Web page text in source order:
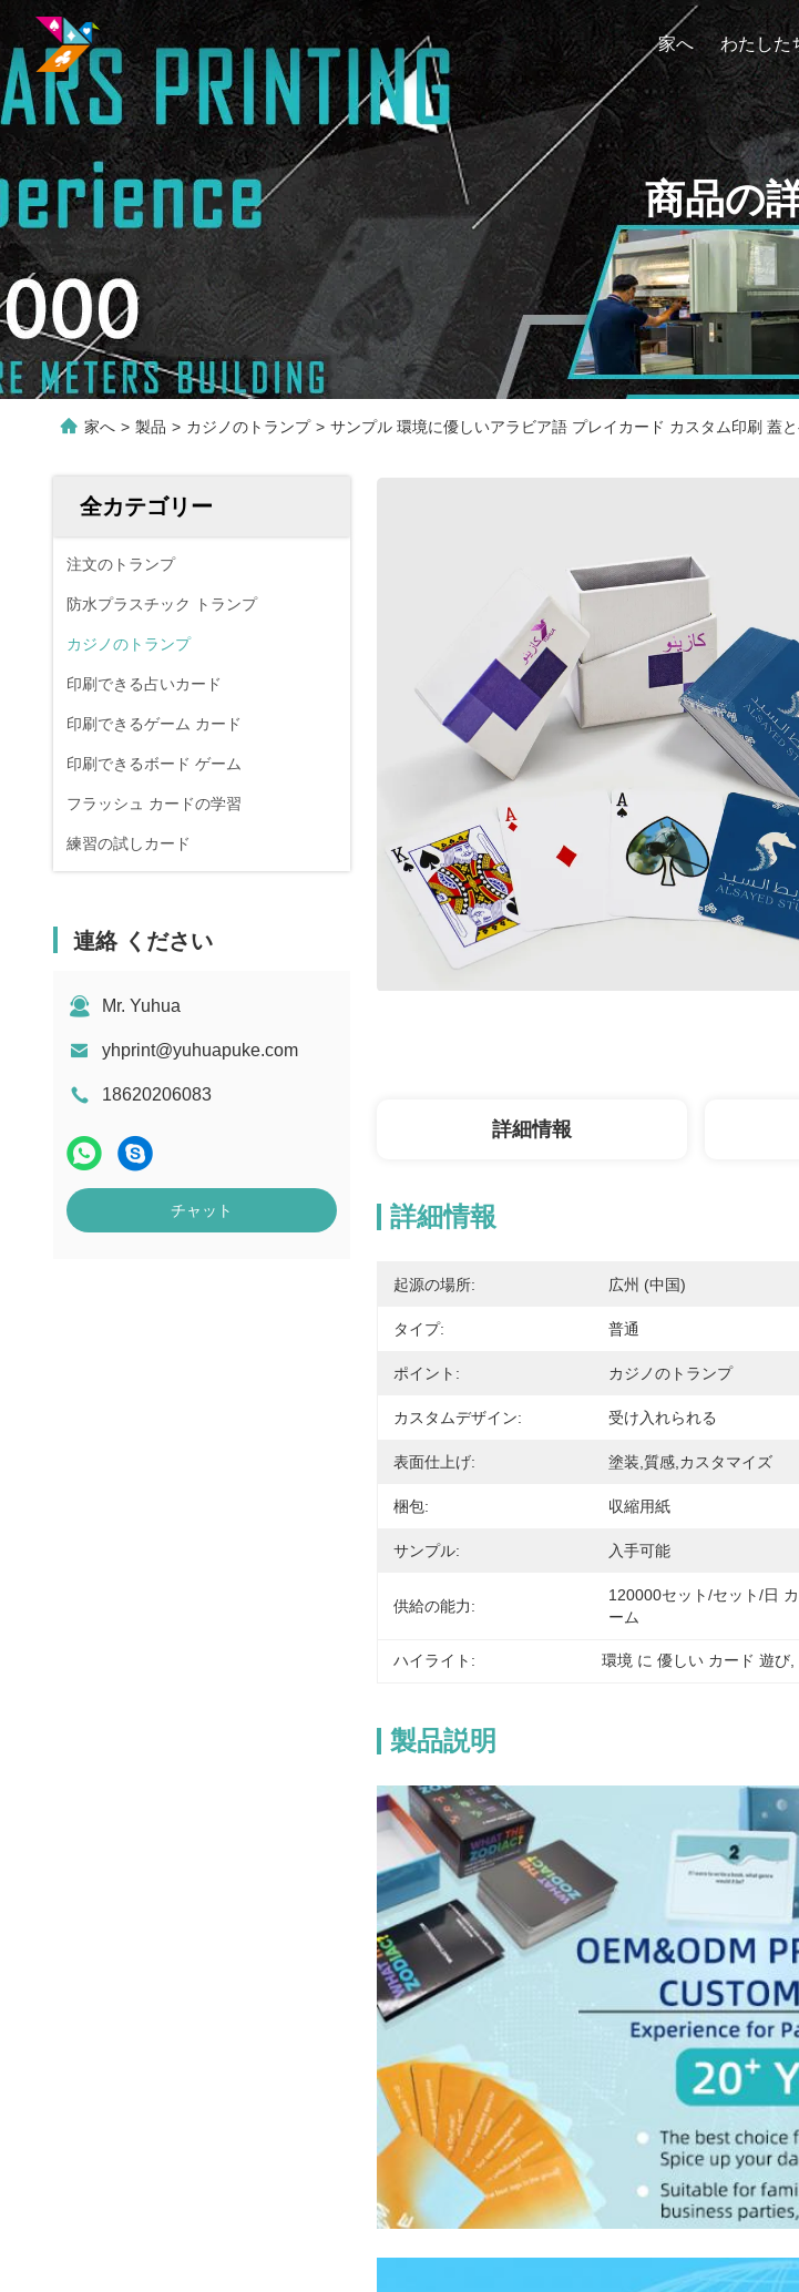
家へ
商品の
家へ > 製品 > カジノのトランプ > サンプル 環境に優しいアラビア語 プレイカード カスタム印刷 蓋
全カテゴリー
注文のトランプ
防水プラスチック トランプ
カジノのトランプ
印刷できる占いカード
印刷できるゲーム カード
印刷できるボード ゲーム
フラッシュ カードの学習
練習の試しカード
連絡 ください
Mr. Yuhua
yhprint@yuhuapuke.com
18620206083
チャット
詳細情報
詳細情報
起源の場所: 広州 (中国)
タイプ: 普通
ポイント: カジノのトランプ
カスタムデザイン: 受け入れられる
表面仕上げ: 塗装,質感,カスタマイズ
梱包: 収縮用紙
サンプル: 入手可能
供給の能力:
120000セット/セット/日
ーム
ハイライト: 環境 に 優しい カード 遊び
製品説明